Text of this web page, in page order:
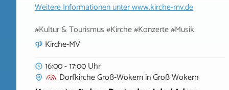
Weitere Informationen unterwww.kirche-mv.de
#Kultur & Tourismus #Kirche #Konzerte #Musik
Kirche-MV
16:00 - 17:00 Uhr
Dorfkirche Groß-WokerninGroß Wokern